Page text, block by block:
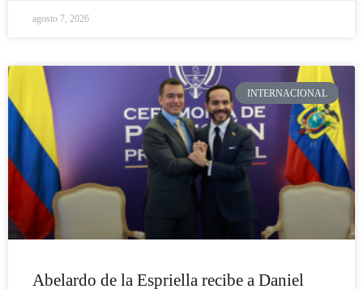
agosto 7, 2026
INTERNACIONAL
Abelardo de la Espriella recibe a Daniel